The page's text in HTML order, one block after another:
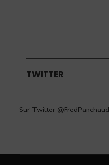
TWITTER
Sur Twitter @FredPanchaud